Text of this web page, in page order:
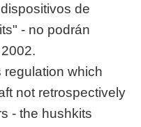
de
- no podrán
which
not retrospectively
- the hushkits